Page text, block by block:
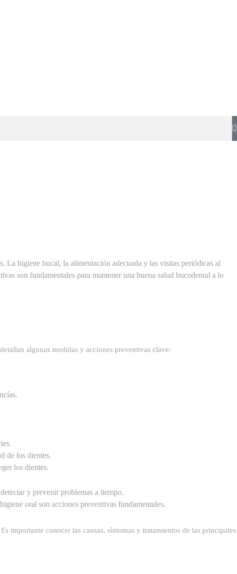
La higiene bucal, la alimentación adecuada y las visitas periódicas al
son fundamentales para mantener una buena salud bucodental a lo
algunas medidas y acciones preventivas clave:
de los dientes.
los dientes.
y prevenir problemas a tiempo.
oral son acciones preventivas fundamentales.
importante conocer las causas, síntomas y tratamientos de las principales